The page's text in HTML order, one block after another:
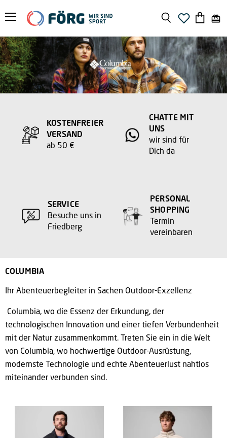
Menü
anzeigen
KOSTENFREIER
VERSAND
ab 50 €
CHATTE MIT
UNS
wir sind für
Dich da
SERVICE
Besuche uns in
Friedberg
PERSONAL
SHOPPING
Termin
vereinbaren
COLUMBIA
Ihr Abenteuerbegleiter in Sachen Outdoor-Exzellenz
Columbia, wo die Essenz der Erkundung, der
technologischen Innovation und einer tiefen Verbundenheit
mit der Natur zusammenkommt. Treten Sie ein in die Welt
von Columbia, wo hochwertige Outdoor-Ausrüstung,
modernste Technologie und echte Abenteuerlust nahtlos
miteinander verbunden sind.